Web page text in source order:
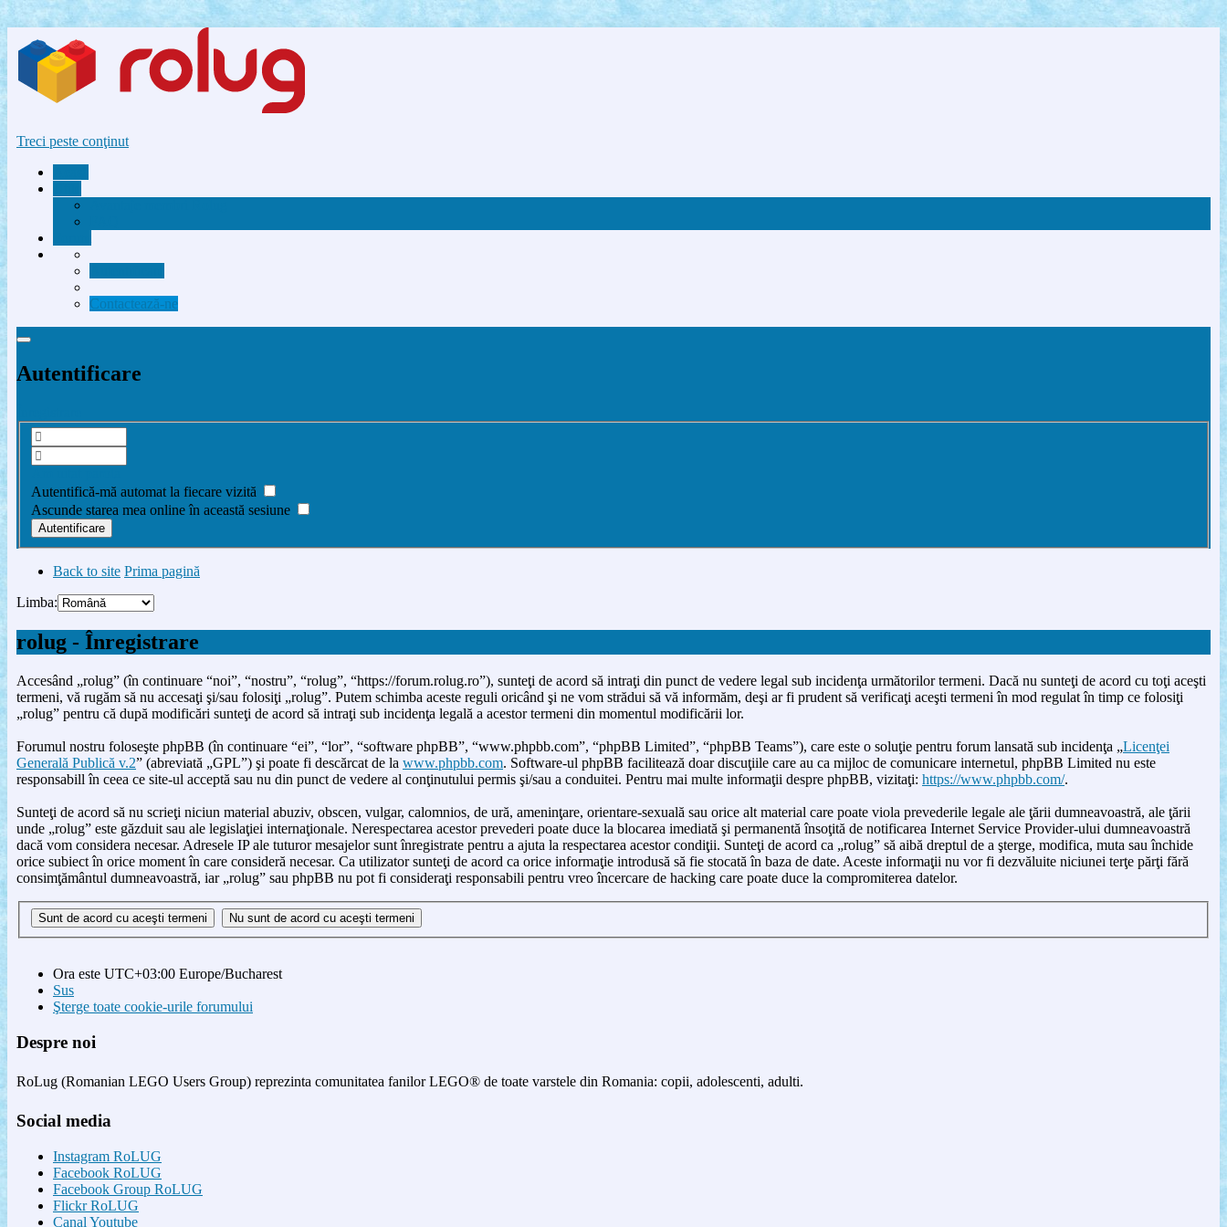
Treci peste conţinut
Contactează-ne
Autentificare
Autentifică-mă automat la fiecare vizită
Ascunde starea mea online în această sesiune
Back to site Prima pagină
Limba:
rolug - Înregistrare
Accesând „rolug” (în continuare “noi”, “nostru”, “rolug”, “https://forum.rolug.ro”), sunteţi de acord să intraţi din punct de vedere legal sub incidenţa următorilor termeni. Dacă nu sunteţi de acord cu toţi aceşti
termeni, vă rugăm să nu accesaţi şi/sau folosiţi „rolug”. Putem schimba aceste reguli oricând şi ne vom strădui să vă informăm, deşi ar fi prudent să verificaţi aceşti termeni în mod regulat în timp ce folosiţi
„rolug” pentru că după modificări sunteţi de acord să intraţi sub incidenţa legală a acestor termeni din momentul modificării lor.
Forumul nostru foloseşte phpBB (în continuare “ei”, “lor”, “software phpBB”, “www.phpbb.com”, “phpBB Limited”, “phpBB Teams”), care este o soluţie pentru forum lansată sub incidenţa „Licenţei
Generală Publică v.2” (abreviată „GPL”) şi poate fi descărcat de la www.phpbb.com. Software-ul phpBB facilitează doar discuţiile care au ca mijloc de comunicare internetul, phpBB Limited nu este
responsabill în ceea ce site-ul acceptă sau nu din punct de vedere al conţinutului permis şi/sau a conduitei. Pentru mai multe informaţii despre phpBB, vizitaţi: https://www.phpbb.com/.
Sunteţi de acord să nu scrieţi niciun material abuziv, obscen, vulgar, calomnios, de ură, ameninţare, orientare-sexuală sau orice alt material care poate viola prevederile legale ale ţării dumneavoastră, ale ţării
unde „rolug” este găzduit sau ale legislaţiei internaţionale. Nerespectarea acestor prevederi poate duce la blocarea imediată şi permanentă însoţită de notificarea Internet Service Provider-ului dumneavoastră
dacă vom considera necesar. Adresele IP ale tuturor mesajelor sunt înregistrate pentru a ajuta la respectarea acestor condiţii. Sunteţi de acord ca „rolug” să aibă dreptul de a şterge, modifica, muta sau închide
orice subiect în orice moment în care consideră necesar. Ca utilizator sunteţi de acord ca orice informaţie introdusă să fie stocată în baza de date. Aceste informaţii nu vor fi dezvăluite niciunei terţe părţi fără
consimţământul dumneavoastră, iar „rolug” sau phpBB nu pot fi consideraţi responsabili pentru vreo încercare de hacking care poate duce la compromiterea datelor.
Ora este UTC+03:00 Europe/Bucharest
Sus
Şterge toate cookie-urile forumului
Despre noi
RoLug (Romanian LEGO Users Group) reprezinta comunitatea fanilor LEGO® de toate varstele din Romania: copii, adolescenti, adulti.
Social media
Instagram RoLUG
Facebook RoLUG
Facebook Group RoLUG
Flickr RoLUG
Canal Youtube